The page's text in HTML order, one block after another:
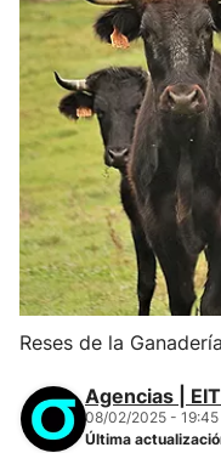
Reses de la
Agencias |
08/02/2025 - 19:45
Última